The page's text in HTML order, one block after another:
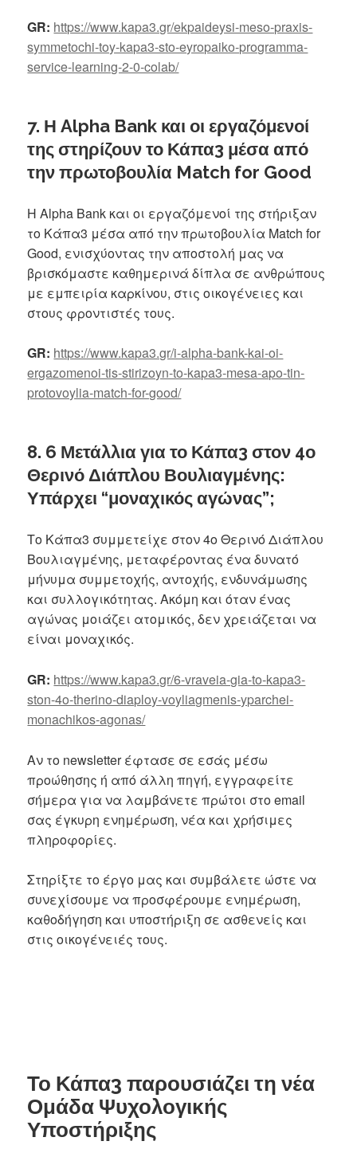
GR: https://www.kapa3.gr/ekpaideysi-meso-praxis-
symmetochi-toy-kapa3-sto-eyropaiko-programma-
service-learning-2-0-colab/
7. Η Alpha Bank και οι εργαζόμενοί
της στηρίζουν το Κάπα3 μέσα από
την πρωτοβουλία Match for Good
Η Alpha Bank και οι εργαζόμενοί της στήριξαν
το Κάπα3 μέσα από την πρωτοβουλία Match for
Good, ενισχύοντας την αποστολή μας να
βρισκόμαστε καθημερινά δίπλα σε ανθρώπους
με εμπειρία καρκίνου, στις οικογένειες και
στους φροντιστές τους.
GR: https://www.kapa3.gr/i-alpha-bank-kai-oi-
ergazomenoi-tis-stirizoyn-to-kapa3-mesa-apo-tin-
protovoylia-match-for-good/
8. 6 Μετάλλια για το Κάπα3 στον 4ο
Θερινό Διάπλου Βουλιαγμένης:
Υπάρχει “μοναχικός αγώνας”;
Το Κάπα3 συμμετείχε στον 4ο Θερινό Διάπλου
Βουλιαγμένης, μεταφέροντας ένα δυνατό
μήνυμα συμμετοχής, αντοχής, ενδυνάμωσης
και συλλογικότητας. Ακόμη και όταν ένας
αγώνας μοιάζει ατομικός, δεν χρειάζεται να
είναι μοναχικός.
GR: https://www.kapa3.gr/6-vraveia-gia-to-kapa3-
ston-4o-therino-diaploy-voyliagmenis-yparchei-
monachikos-agonas/
Αν το newsletter έφτασε σε εσάς μέσω
προώθησης ή από άλλη πηγή, εγγραφείτε
σήμερα για να λαμβάνετε πρώτοι στο email
σας έγκυρη ενημέρωση, νέα και χρήσιμες
πληροφορίες.
Στηρίξτε το έργο μας και συμβάλετε ώστε να
συνεχίσουμε να προσφέρουμε ενημέρωση,
καθοδήγηση και υποστήριξη σε ασθενείς και
στις οικογένειές τους.
Το Κάπα3 παρουσιάζει τη νέα
Ομάδα Ψυχολογικής
Υποστήριξης